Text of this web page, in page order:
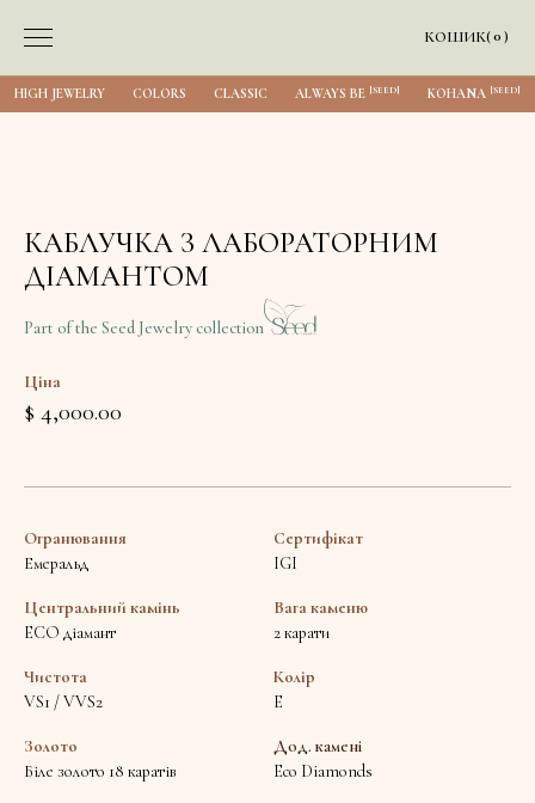
КОШИК(0)
HIGH JEWELRY COLORS CLASSIC ALWAYS BE [SEED] KOHANA [SEED]
КАБЛУЧКА З ЛАБОРАТОРНИМ
ДІАМАНТОМ
Part of the Seed Jewelry collection
Ціна
$ 4,000.00
Огранювання
Емеральд
Сертифікат
IGI
Центральний камінь
ECO діамант
Вага каменю
2 карати
Чистота
VS1 / VVS2
Колір
E
Золото
Біле золото 18 каратів
Дод. камені
Eco Diamonds